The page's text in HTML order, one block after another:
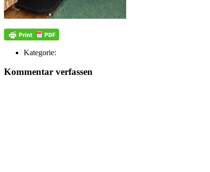
Kategorie:
Kommentar verfassen